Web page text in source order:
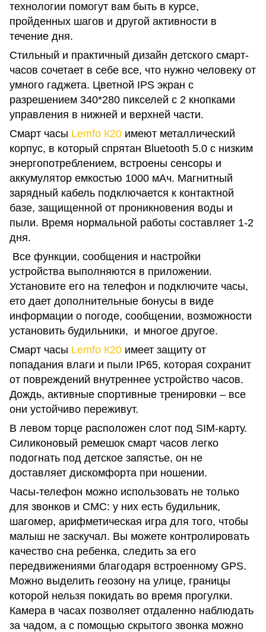
технологии помогут вам быть в курсе,
пройденных шагов и другой активности в
течение дня.
Стильный и практичный дизайн детского смарт-
часов сочетает в себе все, что нужно человеку от
умного гаджета. Цветной IPS экран с
разрешением 340*280 пикселей с 2 кнопками
управления в нижней и верхней части.
Смарт часы Lemfo К20 имеют металлический
корпус, в который спрятан Bluetooth 5.0 с низким
энергопотреблением, встроены сенсоры и
аккумулятор емкостью 1000 мАч. Магнитный
зарядный кабель подключается к контактной
базе, защищенной от проникновения воды и
пыли. Время нормальной работы составляет 1-2
дня.
Все функции, сообщения и настройки
устройства выполняются в приложении.
Установите его на телефон и подключите часы,
ето дает дополнительные бонусы в виде
информации о погоде, сообщении, возможности
установить будильники, и многое другое.
Смарт часы Lemfo К20 имеет защиту от
попадания влаги и пыли IP65, которая сохранит
от повреждений внутреннее устройство часов.
Дождь, активные спортивные тренировки – все
они устойчиво переживут.
В левом торце расположен слот под SIM-карту.
Силиконовый ремешок смарт часов легко
подогнать под детское запястье, он не
доставляет дискомфорта при ношении.
Часы-телефон можно использовать не только
для звонков и СМС: у них есть будильник,
шагомер, арифметическая игра для того, чтобы
малыш не заскучал. Вы можете контролировать
качество сна ребенка, следить за его
передвижениями благодаря встроенному GPS.
Можно выделить геозону на улице, границы
которой нельзя покидать во время прогулки.
Камера в часах позволяет отдаленно наблюдать
за чадом, а с помощью скрытого звонка можно